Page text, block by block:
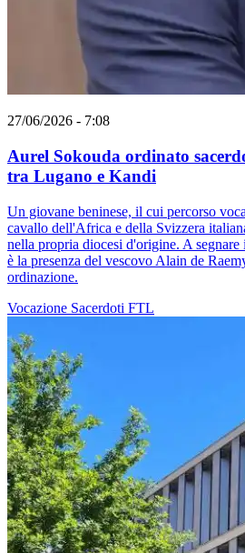
27/06/2026 - 7:08
Aurel Sokouda ordinato
tra Lugano e Kandi
Un giovane beninese, il cui percorso
cavallo dell'Africa e della Svizzera
nella propria diocesi d'origine. A
è la presenza del vescovo Alain de
ordinazione.
Vocazione Sacerdoti FTL